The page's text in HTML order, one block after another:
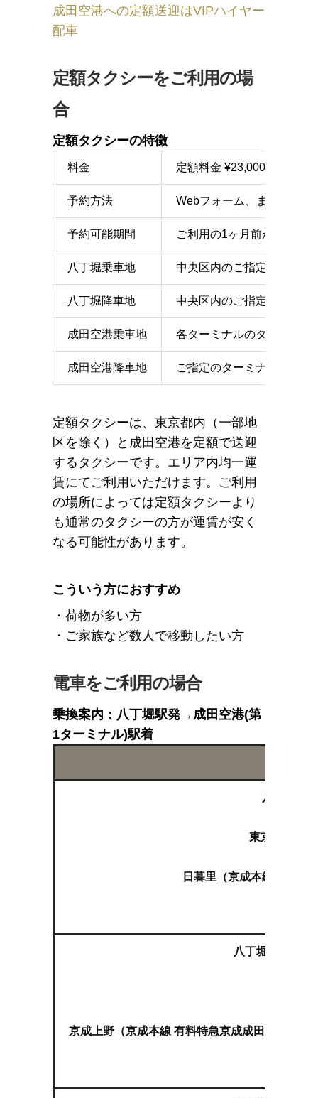
成田空港への定額送迎はVIPハイヤー
配車
定額タクシーをご利用の場
合
定額タクシーの特徴
料金 定額料金 ¥23,000〜（別途
予約方法 Webフォーム、または電話
予約可能期間 ご利用の1ヶ月前から1時間
八丁堀乗車地 中央区内のご指定の地点
八丁堀降車地 中央区内のご指定の地点
成田空港乗車地 各ターミナルのタクシー乗
成田空港降車地 ご指定のターミナルのエン
定額タクシーは、東京都内（一部地
区を除く）と成田空港を定額で送迎
するタクシーです。エリア内均一運
賃にてご利用いただけます。ご利用
の場所によっては定額タクシーより
も通常のタクシーの方が運賃が安く
なる可能性があります。
こういう方におすすめ
・荷物が多い方
・ご家族など数人で移動したい方
電車をご利用の場合
乗換案内：八丁堀駅発→成田空港(第
1ターミナル)駅着
八丁堀（
東京（ＪＲ
日暮里（京成本線特急 成
八丁堀（東京メ
京成上野（京成本線 有料特急京成成田空港線